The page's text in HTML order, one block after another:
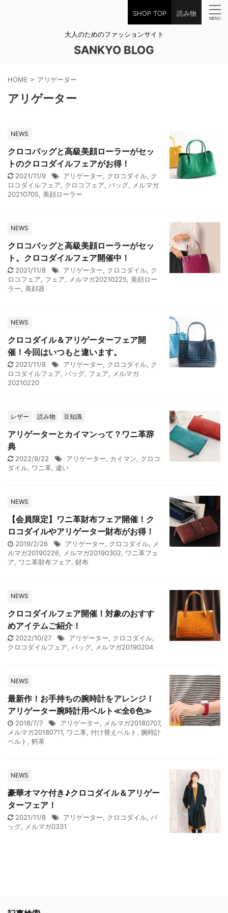
SHOP TOP 読み物
大人のためのファッションサイト
SANKYO BLOG
HOME > アリゲーター
アリゲーター
NEWS
クロコバッグと高級美顔ローラーがセッ
トのクロコダイルフェアがお得！
2021/11/9 アリゲーター, クロコダイル, ク
ロコダイルフェア, クロコフェア, バッグ, メルマガ
20210705, 美顔ローラー
NEWS
クロコバッグと高級美顔ローラーがセッ
ト。クロコダイルフェア開催中！
2021/11/8 アリゲーター, クロコダイル, ク
ロコフェア, フェア, メルマガ20210225, 美顔ロー
ラー, 美顔器
NEWS
クロコダイル＆アリゲーターフェア開
催！今回はいつもと違います。
2021/11/8 アリゲーター, クロコダイル, ク
ロコダイルフェア, バッグ, フェア, メルマガ
20210220
レザー 読み物 豆知識
アリゲーターとカイマンって？ワニ革辞
典
2022/9/22 アリゲーター, カイマン, クロコ
ダイル, ワニ革, 違い
NEWS
【会員限定】ワニ革財布フェア開催！ク
ロコダイルやアリゲーター財布がお得！
2019/2/26 アリゲーター, クロコダイル, メ
ルマガ20190226, メルマガ20190302, ワニ革フェ
ア, ワニ革財布フェア, 財布
NEWS
クロコダイルフェア開催！対象のおすす
めアイテムご紹介！
2022/10/27 アリゲーター, クロコダイル,
クロコダイルフェア, バッグ, メルマガ20190204
NEWS
最新作！お手持ちの腕時計をアレンジ！
アリゲーター腕時計用ベルト≪全6色≫
2018/7/7 アリゲーター, メルマガ20180707,
メルマガ20180711, ワニ革, 付け替えベルト , 腕時計
ベルト , 鰐革
NEWS
豪華オマケ付き♪クロコダイル＆アリゲー
ターフェア！
2021/11/8 アリゲーター, クロコダイル, バ
ッグ, メルマガ0331